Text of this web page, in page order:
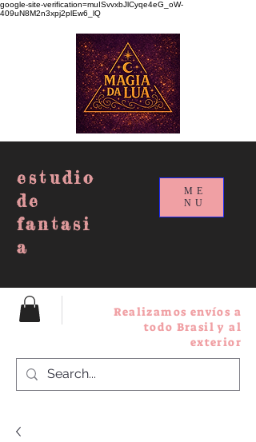
google-site-verification=muISvvxbJlCyqe4eG_oW-
409uN8M2n3xpj2plEw6_lQ
estudio
de
fantasi
a
ME
NU
Realizamos envíos a
todo Brasil y al
exterior